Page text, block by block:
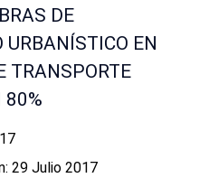
DE
EN
TRANSPORTE
80%
29 Julio 2017